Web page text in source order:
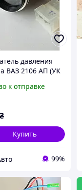
давления
ВАЗ 2106 АП (УК
к отправке
₴
Купить
99%